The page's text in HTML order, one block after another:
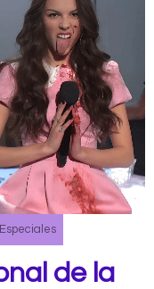
Especiales
de la